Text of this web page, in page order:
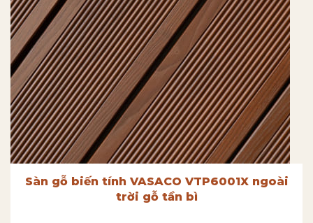
Sàn gỗ biến tính VASACO VTP6001X ngoài
trời gỗ tần bì